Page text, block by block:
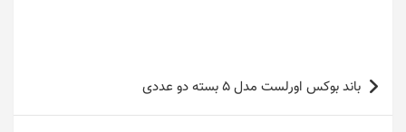
راهبری
نوشتهباند بوکس اورلست مدل 5 بسته دو عددی